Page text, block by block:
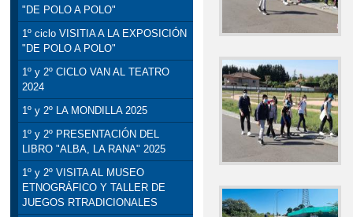
"DE POLO A POLO"
1º ciclo VISITIA A LA EXPOSICIÓN
"DE POLO A POLO"
1º y 2º CICLO VAN AL TEATRO
2024
1º y 2º LA MONDILLA 2025
1º y 2º PRESENTACIÓN DEL
LIBRO "ALBA, LA RANA" 2025
1º y 2º VISITA AL MUSEO
ETNOGRÁFICO Y TALLER DE
JUEGOS RTRADICIONALES